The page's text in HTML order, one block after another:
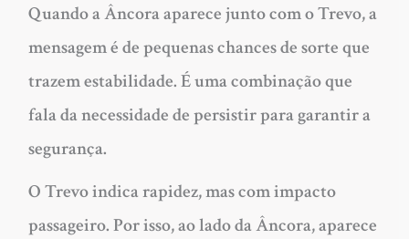
Quando a Âncora aparece junto com o Trevo, a
mensagem é de pequenas chances de sorte que
trazem estabilidade. É uma combinação que
fala da necessidade de persistir para garantir a
segurança.
O Trevo indica rapidez, mas com impacto
passageiro. Por isso, ao lado da Âncora, aparece